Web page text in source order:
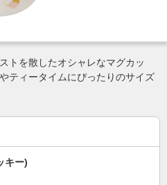
トを散したオシャレなマグカッ
ティータイムにぴったりのサイズ
キー)